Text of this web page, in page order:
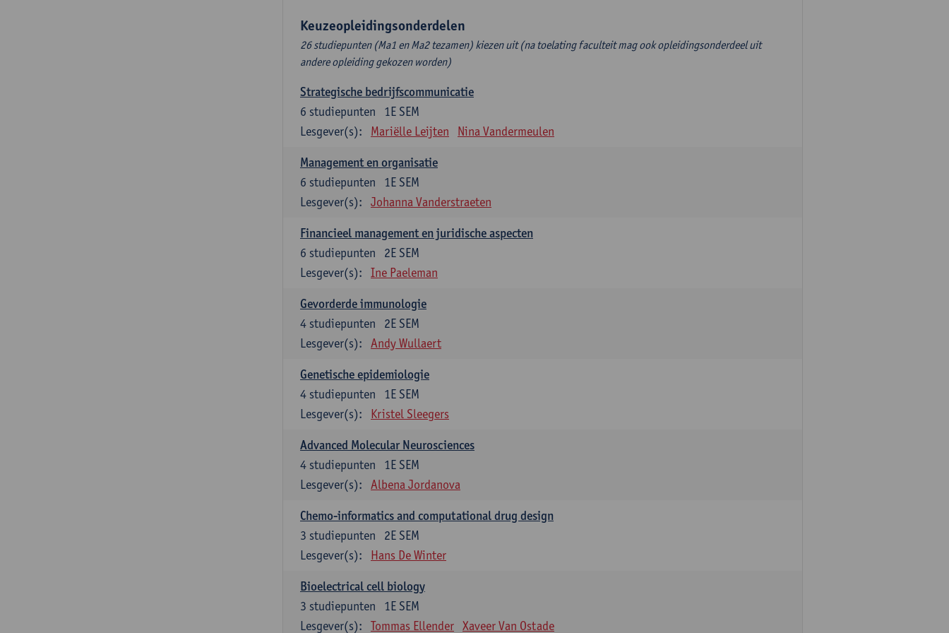
Keuzeopleidingsonderdelen
26 studiepunten (Ma1 en Ma2 tezamen) kiezen uit (na toelating faculteit mag ook opleidingsonderdeel uit
andere opleiding gekozen worden)
Strategische bedrijfscommunicatie
1E SEM
6 studiepunten
Lesgever(s):
Mariëlle Leijten Nina Vandermeulen
Management en organisatie
1E SEM
6 studiepunten
Lesgever(s):
Johanna Vanderstraeten
Financieel management en juridische aspecten
2E SEM
6 studiepunten
Lesgever(s):
Ine Paeleman
Gevorderde immunologie
2E SEM
4 studiepunten
Lesgever(s):
Andy Wullaert
Genetische epidemiologie
1E SEM
4 studiepunten
Lesgever(s):
Kristel Sleegers
Advanced Molecular Neurosciences
1E SEM
4 studiepunten
Lesgever(s):
Albena Jordanova
Chemo-informatics and computational drug design
2E SEM
3 studiepunten
Lesgever(s):
Hans De Winter
Bioelectrical cell biology
1E SEM
3 studiepunten
Lesgever(s):
Tommas Ellender Xaveer Van Ostade